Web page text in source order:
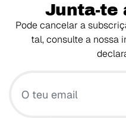
Junta-te
Pode cancelar a
tal, consulte a nossa